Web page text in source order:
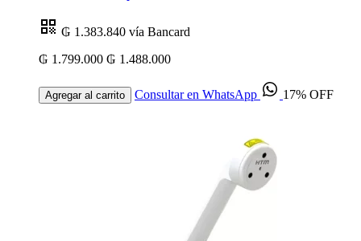
₲ 1.383.840 vía Bancard
₲ 1.799.000 ₲ 1.488.000
Agregar al carrito Consultar en WhatsApp 17% OFF